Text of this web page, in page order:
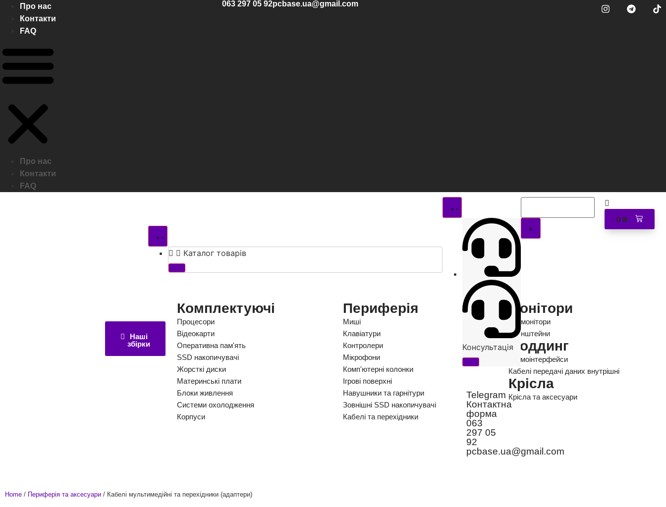
Про нас
Контакти
FAQ
Про нас
Контакти
FAQ
063 297 05 92pcbase.ua@gmail.com
Наші
збірки
Каталог товарів
Комплектуючі
Процесори
Відеокарти
Оперативна пам'ять
SSD накопичувачі
Жорсткі диски
Материнські плати
Блоки живлення
Системи охолодження
Корпуси
Периферія
Миші
Клавіатури
Контролери
Мікрофони
Комп'ютерні колонки
Ігрові поверхні
Навушники та гарнітури
Зовнішні SSD накопичувачі
Кабелі та перехідники
Монітори
Всі монітори
Кронштейни
Моддинг
Термоінтерфейси
Кабелі передачі даних внутрішні
Крісла
Крісла та аксесуари
Консультація
Telegram
Контактна
форма
063
297 05
92
pcbase.ua@gmail.com
0 ₴
Home / Периферія та аксесуари / Кабелі мультимедійні та перехідники (адаптери)